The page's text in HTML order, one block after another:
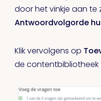
door het vinkje aan te
Antwoordvolgorde
Klik vervolgens op
de contentbibliotheek